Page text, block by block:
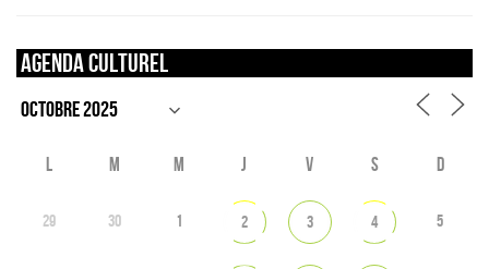
Agenda culturel
L M M J V S D
29 30 1 2 3 4 5